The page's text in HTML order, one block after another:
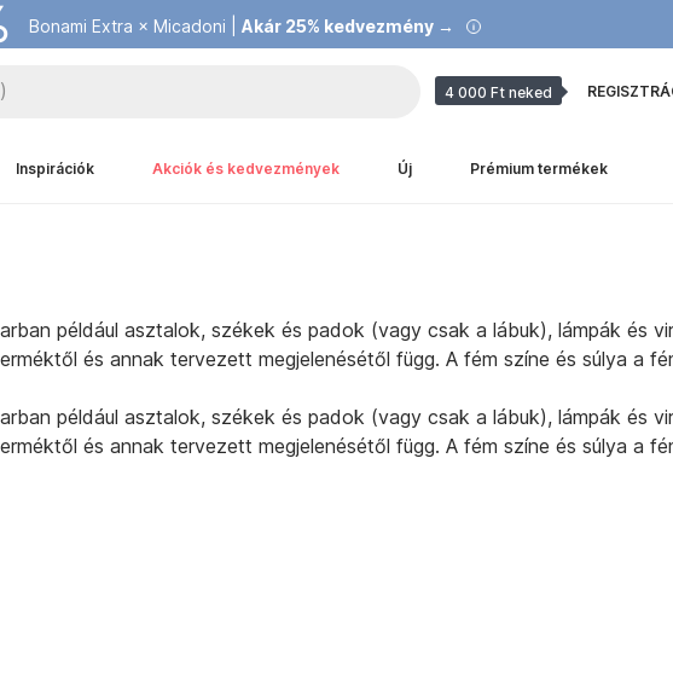
Bonami Extra × Micadoni | Akár 25% kedvezmény →
4 000 Ft neked
Inspirációk Akciók és kedvezmények Új Prémium termékek
például asztalok, székek és padok (vagy csak a lábuk), lámpák és
és annak tervezett megjelenésétől függ. A fém színe és súlya a
például asztalok, székek és padok (vagy csak a lábuk), lámpák és
és annak tervezett megjelenésétől függ. A fém színe és súlya a